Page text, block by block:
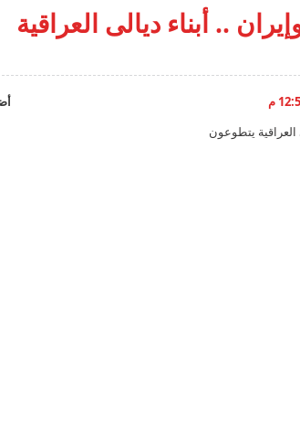
.. أبناء ديالى العراقية
م